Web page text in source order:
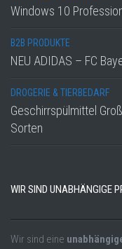
Windows 10
B2B PRODUKTE
NEU ADIDAS – FC
DROGERIE & TIERBEDARF
Geschirrspülmittel
Sorten
WIR SIND UNABHÄNGIGE
Wir sind eine